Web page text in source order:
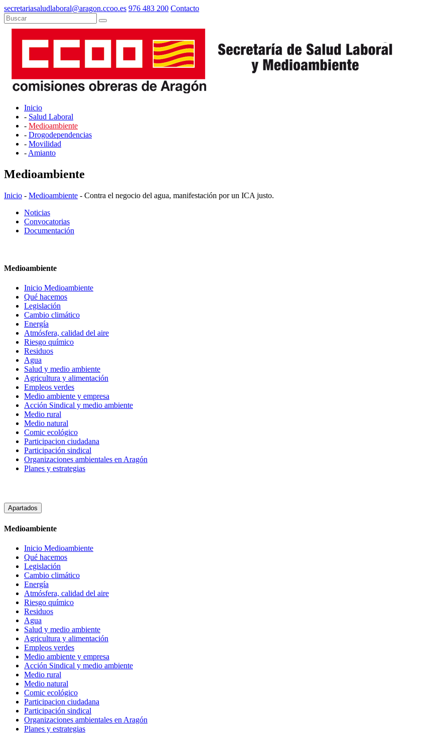
secretariasaludlaboral@aragon.ccoo.es 976 483 200 Contacto
Inicio
- Salud Laboral
- Medioambiente
- Drogodependencias
- Movilidad
- Amianto
Medioambiente
Inicio - Medioambiente - Contra el negocio del agua, manifestación por un ICA justo.
Noticias
Convocatorias
Documentación
Medioambiente
Inicio Medioambiente
Qué hacemos
Legislación
Cambio climático
Energía
Atmósfera, calidad del aire
Riesgo químico
Residuos
Agua
Salud y medio ambiente
Agricultura y alimentación
Empleos verdes
Medio ambiente y empresa
Acción Sindical y medio ambiente
Medio rural
Medio natural
Comic ecológico
Participacion ciudadana
Participación sindical
Organizaciones ambientales en Aragón
Planes y estrategias
Apartados
Medioambiente
Inicio Medioambiente
Qué hacemos
Legislación
Cambio climático
Energía
Atmósfera, calidad del aire
Riesgo químico
Residuos
Agua
Salud y medio ambiente
Agricultura y alimentación
Empleos verdes
Medio ambiente y empresa
Acción Sindical y medio ambiente
Medio rural
Medio natural
Comic ecológico
Participacion ciudadana
Participación sindical
Organizaciones ambientales en Aragón
Planes y estrategias